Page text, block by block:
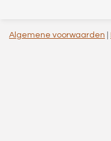
Algemene voorwaarden